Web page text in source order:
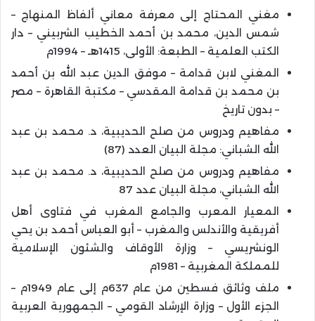
مغني المحتاج إلى معرفة معاني ألفاظ المنهاج –
شمس الدين، محمد بن أحمد الخطيب الشربيني – دار
الكتب العلمية – الطبعة: الأولى، 1415هـ – 1994م
المغني لابن قدامة – موفق الدين عبد الله بن أحمد
بن محمد بن قدامة المقدسي – مكتبة القاهرة – مصر
– بدون تاريخ
مفاهيم ودروس من صلح الحديبية، د. محمد بن عبد
الله الشباني: مجلة البيان العدد (87)
مفاهيم ودروس من صلح الحديبية، د. محمد بن عبد
الله الشباني، مجلة البيان عدد 87
المعيار المعرب والجامع المغرب في فتاوى أهل
أفريقية والأندلس والمغرب – أبو العباس أحمد بن يحي
الونشريسي – وزارة الأوقاف والشئون الإسلامية
للمملكة المغربية – 1981م
ملف وثائق فسطين من عام 637م إلى عام 1949م –
الجزء الأول – وزارة الإرشاد القومي – الجمهورية العربية